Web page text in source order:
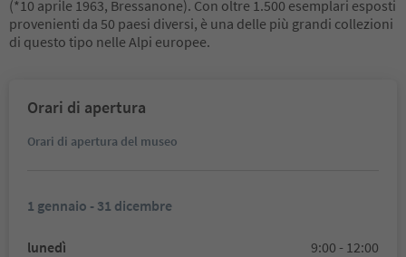
(*10 aprile 1963, Bressanone). Con oltre 1.500 esemplari esposti
provenienti da 50 paesi diversi, è una delle più grandi collezioni
di questo tipo nelle Alpi europee.
Orari di apertura
Orari di apertura del museo
1 gennaio - 31 dicembre
lunedì
9:00 - 12:00